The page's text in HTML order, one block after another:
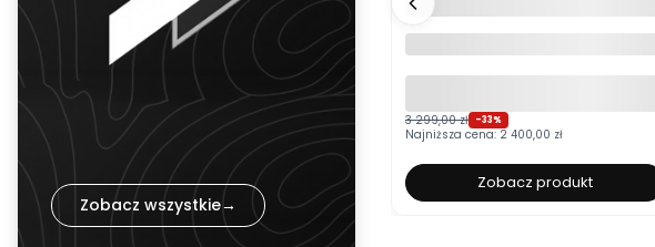
Zobacz wszystkie→
Łóżko tapicerowane 120x200
BOSTON białe ze stelażem i
pojemnikiem Polska produkcja
3 299,00 zł -33%
Najniższa cena: 2 400,00 zł
Zobacz produkt